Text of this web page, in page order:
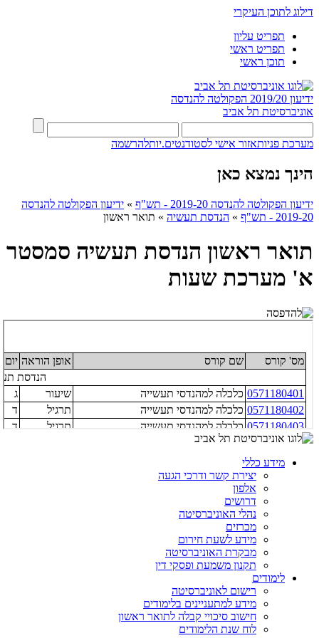
דילוג לתוכן העיקרי
תפריט עליון
תפריט ראשי
תוכן ראשי
ידיעון 2019/20
הפקולטה להנדסה
אוניברסיטת תל אביב
מערכת פניותאזור אישי לסטודנטים.יותלהרשמה
הינך נמצא כאן
ידיעון הפקולטה להנדסה 2019-20 - תש"ף » ידיעון הפקולטה להנדסה
2019-20 - תש"ף
» הנדסת תעשיה » תואר ראשון
תואר ראשון הנדסת תעשיה סמסטר
א' מערכת שעות
מידע כללי
יצירת קשר ודרכי הגעה
אלפון
דרושים
נהלי האוניברסיטה
מכרזים
מידע לשעת חירום
מבקרת האוניברסיטה
תקנון משמעת ופסקי דין
לימודים
רישום לאוניברסיטה
מידע למתעניינים בלימודים
חישוב סיכויי קבלה לתואר ראשון
לוח שנת הלימודים